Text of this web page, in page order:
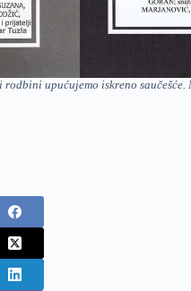
rodbini upućujemo iskreno